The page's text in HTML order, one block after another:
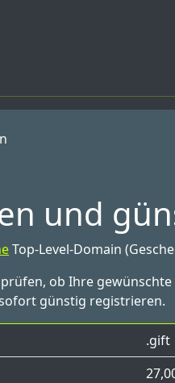
und
Top-Level-Domain
ob Ihre
günstig registrieren.
.gift